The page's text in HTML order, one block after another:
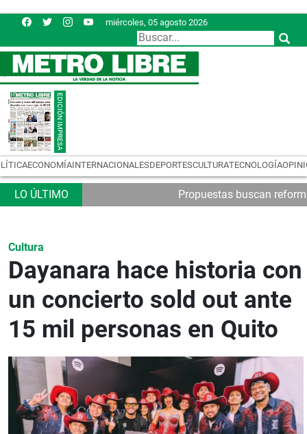
miércoles, 05 agosto 2026
ECONOMÍAINTERNACIONALESDEPORTESCULTURATECNOLOGÍA
Propuestas buscan
Cultura
Dayanara hace historia con
un concierto sold out ante
15 mil personas en Quito